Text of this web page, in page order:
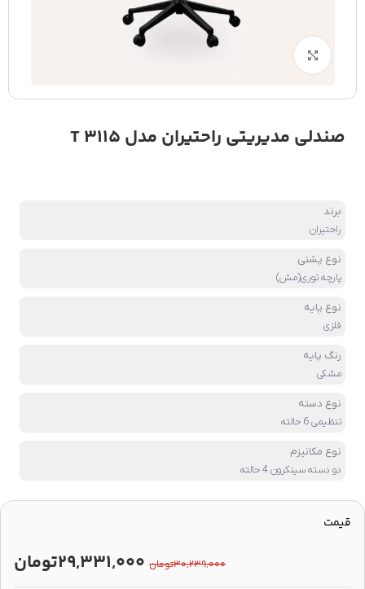
صندلی مدیریتی راحتیران مدل T 3115
برند
راحتیران
نوع پشتی
پارچه توری(مش)
نوع پایه
فلزی
رنگ پایه
مشکی
نوع دسته
تنظیمی 6 حالته
نوع مکانیزم
دو دسته سینکرون 4 حالته
قیمت
۳۰,۲۳۹,۰۰۰تومان ۲۹,۳۳۱,۰۰۰تومان